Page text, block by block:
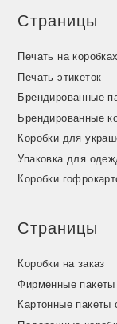
Страницы
Печать на коробках
Печать этикеток
Брендированные
Брендированные
Коробки для
Упаковка для
Коробки
Страницы
Коробки на заказ
Фирменные пакеты
Картонные пакеты